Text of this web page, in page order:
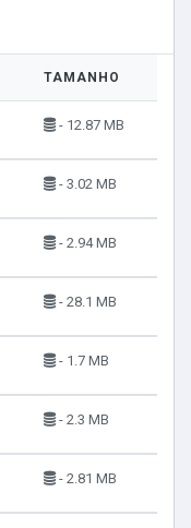
TAMANHO
- 12.87 MB
- 3.02 MB
- 2.94 MB
- 28.1 MB
- 1.7 MB
- 2.3 MB
- 2.81 MB